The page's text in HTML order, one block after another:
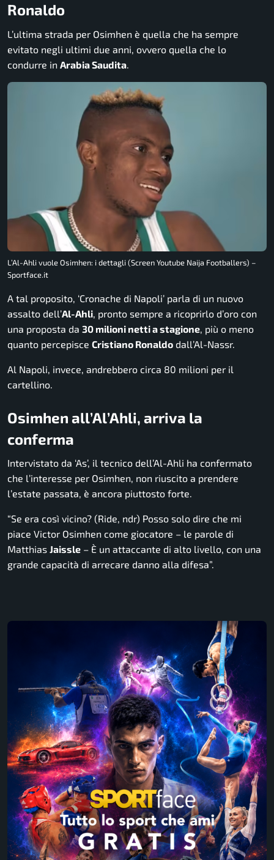
Ronaldo
L’ultima strada per Osimhen è quella che ha sempre
evitato negli ultimi due anni, ovvero quella che lo
condurre in Arabia Saudita
L’Al-Ahli vuole Osimhen: i dettagli (Screen Youtube Naija Footballers) –
Sportface.it
A tal proposito, ‘Cronache di Napoli’ parla di un nuovo
assalto dell’Al-Ahli, pronto sempre a ricoprirlo d’oro con
una proposta da 30 milioni netti a stagione, più o meno
quanto percepisce Cristiano Ronaldo dall’Al-Nassr.
Al Napoli, invece, andrebbero circa 80 milioni per il
cartellino.
Osimhen all’Al’Ahli, arriva la
conferma
Intervistato da ‘As’, il tecnico dell’Al-Ahli ha confermato
che l’interesse per Osimhen, non riuscito a prendere
l’estate passata, è ancora piuttosto forte.
“Se era così vicino? (Ride, ndr) Posso solo dire che mi
piace Victor Osimhen come giocatore – le parole di
Matthias Jaissle – È un attaccante di alto livello, con una
grande capacità di arrecare danno alla difesa”.